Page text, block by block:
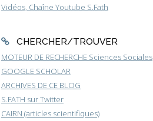
Vidéos, Chaîne Youtube S.Fath
CHERCHER/TROUVER
MOTEUR DE RECHERCHE Sciences Sociales
GOOGLE SCHOLAR
ARCHIVES DE CE BLOG
S.FATH sur Twitter
CAIRN (articles scientifiques)